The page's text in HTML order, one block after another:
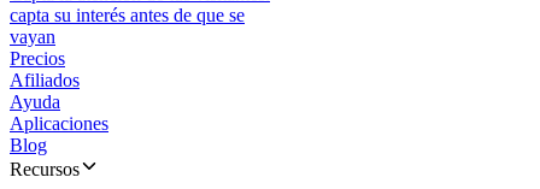
capta su interés antes de que se
vayan
Precios
Afiliados
Ayuda
Aplicaciones
Blog
Recursos